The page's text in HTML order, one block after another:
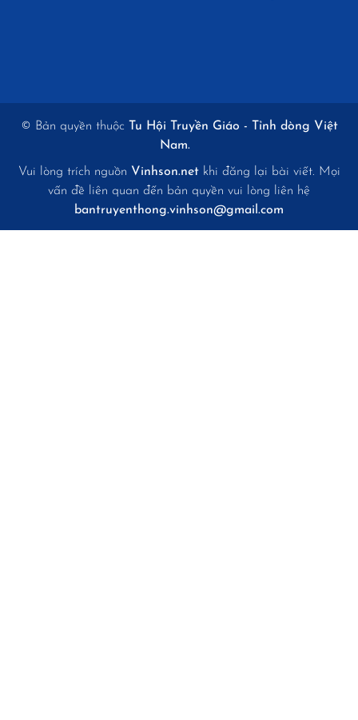
© Bản quyền thuộc
Tu Hội Truyền Giáo - Tỉnh dòng Việt
Nam.
Vui lòng trích nguồn Vinhson.net khi đăng lại bài viết. Mọi
vấn đề liên quan đến bản quyền vui lòng liên hệ
bantruyenthong.vinhson@gmail.com